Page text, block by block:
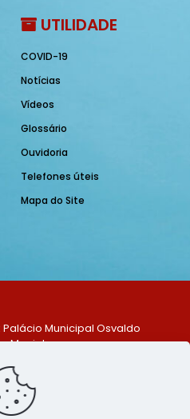
UTILIDADE
COVID-19
Notícias
Vídeos
Glossário
Ouvidoria
Telefones úteis
Mapa do Site
Palácio Municipal Osvaldo
Maciel
- PE. CEP: 553370-128
(81) 99548-1569